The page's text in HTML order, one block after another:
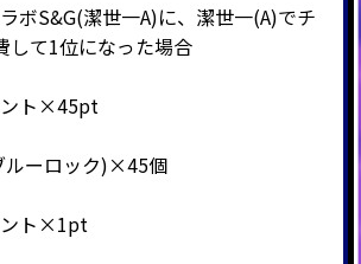
ボS&G(潔世一A)に、潔世一(A)でチ
して1位になった場合
ント×45pt
ーロック)×45個
ント×1pt